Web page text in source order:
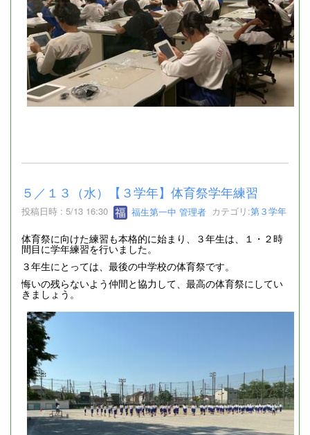
５／１３（水）【３学年】体育祭学年練習
投稿日時 : 5/13 16:30 福生第一中 管理者 カテゴリ:第３学年
体育祭に向けた練習も本格的に始まり、３年生は、１・２時
間目に学年練習を行いました。
３年生にとっては、最後の中学校の体育祭です。
悔いの残らないよう仲間と協力して、最高の体育祭にしてい
きましょう。